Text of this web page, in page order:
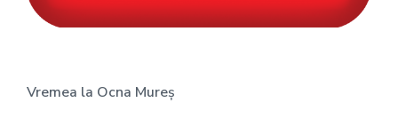
Vremea la Ocna Mureș